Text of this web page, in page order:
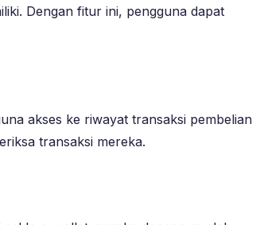
Dengan fitur ini, pengguna dapat
akses ke riwayat transaksi pembelian
transaksi mereka.